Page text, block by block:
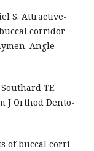
S. Attractive-
corridor
Angle
TE.
J Orthod Dento-
of buccal corri-